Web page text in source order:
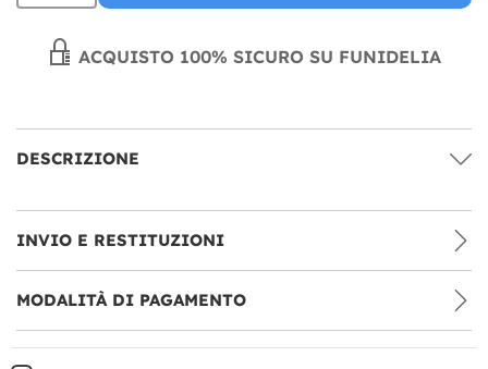
ACQUISTO 100% SICURO SU FUNIDELIA
DESCRIZIONE
INVIO E RESTITUZIONI
MODALITÀ DI PAGAMENTO